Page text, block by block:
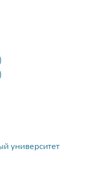
университет